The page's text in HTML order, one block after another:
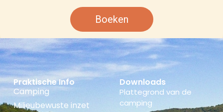
Boeken
Praktische Info
Camping
Milieubewuste inzet
Downloads
Plattegrond van de
camping